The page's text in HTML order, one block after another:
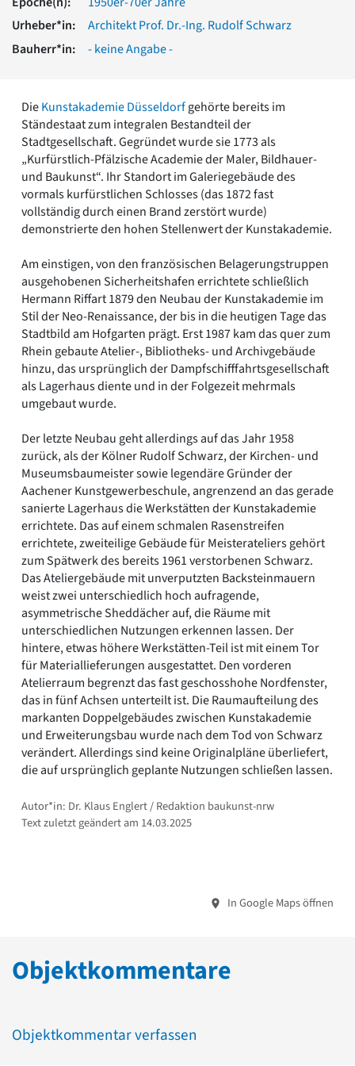
Romanik
Vorromanik
Römische Antike
Fachbeirat
Freunde & Förderer
Kontakt
Impressum
Datenschutz
Suchbegriff eingeben
Urheber*in:
Architekt Prof. Dr.-Ing. Rudolf Schwarz
Bauherr*in:
- keine Angabe -
DieKunstakademie Düsseldorfgehörte bereits im
Ständestaat zum integralen Bestandteil der
Stadtgesellschaft. Gegründet wurde sie 1773 als
„Kurfürstlich-Pfälzische Academie der Maler, Bildhauer-
und Baukunst“. Ihr Standort im Galeriegebäude des
vormals kurfürstlichen Schlosses (das 1872 fast
vollständig durch einen Brand zerstört wurde)
demonstrierte den hohen Stellenwert der Kunstakademie.
Am einstigen, von den französischen Belagerungstruppen
ausgehobenen Sicherheitshafen errichtete schließlich
Hermann Riffart 1879 den Neubau der Kunstakademie im
Stil der Neo-Renaissance, der bis in die heutigen Tage das
Stadtbild am Hofgarten prägt. Erst 1987 kam das quer zum
Rhein gebaute Atelier-, Bibliotheks- und Archivgebäude
hinzu, das ursprünglich der Dampfschifffahrtsgesellschaft
als Lagerhaus diente und in der Folgezeit mehrmals
umgebaut wurde.
Der letzte Neubau geht allerdings auf das Jahr 1958
zurück, als der Kölner Rudolf Schwarz, der Kirchen- und
Museumsbaumeister sowie legendäre Gründer der
Aachener Kunstgewerbeschule, angrenzend an das gerade
sanierte Lagerhaus die Werkstätten der Kunstakademie
errichtete. Das auf einem schmalen Rasenstreifen
errichtete, zweiteilige Gebäude für Meisterateliers gehört
zum Spätwerk des bereits 1961 verstorbenen Schwarz.
Das Ateliergebäude mit unverputzten Backsteinmauern
weist zwei unterschiedlich hoch aufragende,
asymmetrische Sheddächer auf, die Räume mit
unterschiedlichen Nutzungen erkennen lassen. Der
hintere, etwas höhere Werkstätten-Teil ist mit einem Tor
für Materiallieferungen ausgestattet. Den vorderen
Atelierraum begrenzt das fast geschosshohe Nordfenster,
das in fünf Achsen unterteilt ist. Die Raumaufteilung des
markanten Doppelgebäudes zwischen Kunstakademie
und Erweiterungsbau wurde nach dem Tod von Schwarz
verändert. Allerdings sind keine Originalpläne überliefert,
die auf ursprünglich geplante Nutzungen schließen lassen.
Autor*in: Dr. Klaus Englert / Redaktion baukunst-nrw
Text zuletzt geändert am 14.03.2025
In Google Maps öffnen
Objektkommentare
Objektkommentar verfassen